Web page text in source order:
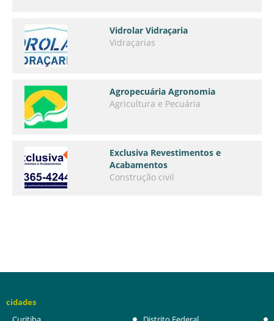
Vidrolar Vidraçaria
Vidraçarias
Agropecuária Agronomia
Agricultura e Pecuária
Exclusiva Revestimentos e
Acabamentos
Construção civil
cidades